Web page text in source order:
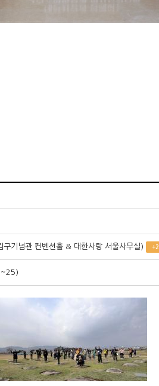
기념관 컨벤션홀 & 대한사랑 서울사무실) +2